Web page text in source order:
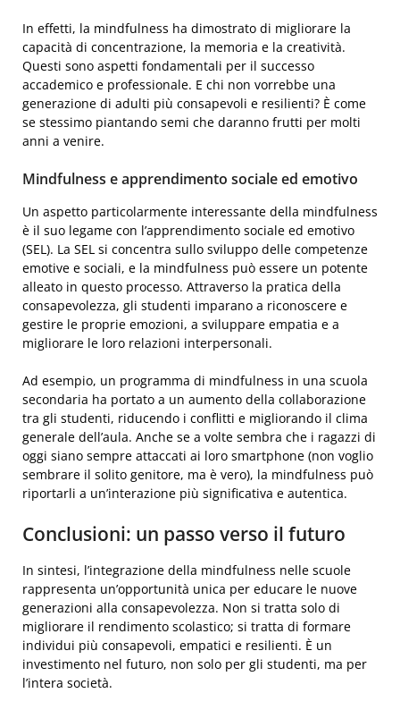
In effetti, la mindfulness ha dimostrato di migliorare la
capacità di concentrazione, la memoria e la creatività.
Questi sono aspetti fondamentali per il successo
accademico e professionale. E chi non vorrebbe una
generazione di adulti più consapevoli e resilienti? È come
se stessimo piantando semi che daranno frutti per molti
anni a venire.
Mindfulness e apprendimento sociale ed emotivo
Un aspetto particolarmente interessante della mindfulness
è il suo legame con l’apprendimento sociale ed emotivo
(SEL). La SEL si concentra sullo sviluppo delle competenze
emotive e sociali, e la mindfulness può essere un potente
alleato in questo processo. Attraverso la pratica della
consapevolezza, gli studenti imparano a riconoscere e
gestire le proprie emozioni, a sviluppare empatia e a
migliorare le loro relazioni interpersonali.
Ad esempio, un programma di mindfulness in una scuola
secondaria ha portato a un aumento della collaborazione
tra gli studenti, riducendo i conflitti e migliorando il clima
generale dell’aula. Anche se a volte sembra che i ragazzi di
oggi siano sempre attaccati ai loro smartphone (non voglio
sembrare il solito genitore, ma è vero), la mindfulness può
riportarli a un’interazione più significativa e autentica.
Conclusioni: un passo verso il futuro
In sintesi, l’integrazione della mindfulness nelle scuole
rappresenta un’opportunità unica per educare le nuove
generazioni alla consapevolezza. Non si tratta solo di
migliorare il rendimento scolastico; si tratta di formare
individui più consapevoli, empatici e resilienti. È un
investimento nel futuro, non solo per gli studenti, ma per
l’intera società.